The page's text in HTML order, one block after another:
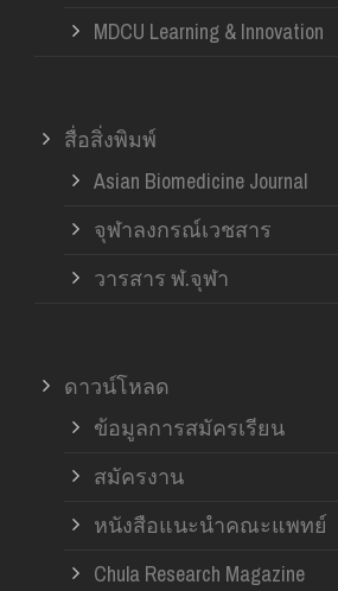
MDCU Learning & Innovation
สื่อสิ่งพิมพ์
Asian Biomedicine Journal
จุฬาลงกรณ์เวชสาร
วารสาร ฬ.จุฬา
ดาวน์โหลด
ข้อมูลการสมัครเรียน
สมัครงาน
หนังสือแนะนำคณะแพทย์
Chula Research Magazine